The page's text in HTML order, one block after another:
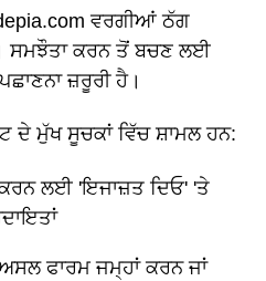
ਵਰਗੀਆਂ ਠੱਗ
ਸਮਝੌਤਾ ਕਰਨ ਤੋਂ ਬਚਣ ਲਈ
ਜ਼ਰੂਰੀ ਹੈ।
ਦੇ ਮੁੱਖ ਸੂਚਕਾਂ ਵਿੱਚ ਸ਼ਾਮਲ ਹਨ:
ਕਰਨ ਲਈ 'ਇਜਾਜ਼ਤ ਦਿਓ' 'ਤੇ
ਫਾਰਮ ਜਮ੍ਹਾਂ ਕਰਨ ਜਾਂ